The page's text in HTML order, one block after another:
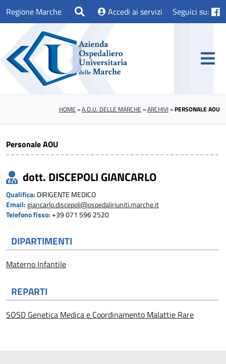
Regione Marche Accedi ai servizi Seguici su:
HOME »A.O.U. DELLE MARCHE »ARCHIVI »PERSONALE AOU
Personale AOU
dott. DISCEPOLI GIANCARLO
Qualifica: DIRIGENTE MEDICO
Email: giancarlo.discepoli@ospedaliriuniti.marche.it
Telefono fisso: +39 071 596 2520
DIPARTIMENTI
Materno Infantile
REPARTI
SOSD Genetica Medica e Coordinamento Malattie Rare